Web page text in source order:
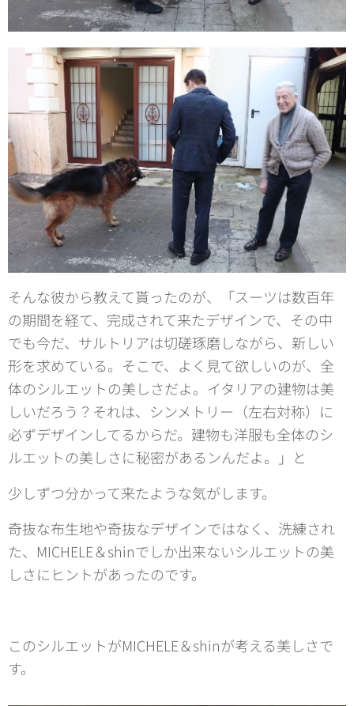
そんな彼から教えて貰ったのが、「スーツは数百年
の期間を経て、完成されて来たデザインで、その中
でも今だ、サルトリアは切磋琢磨しながら、新しい
形を求めている。そこで、よく見て欲しいのが、全
体のシルエットの美しさだよ。イタリアの建物は美
しいだろう？それは、シンメトリー（左右対称）に
必ずデザインしてるからだ。建物も洋服も全体のシ
ルエットの美しさに秘密があるンんだよ。」と
少しずつ分かって来たような気がします。
奇抜な布生地や奇抜なデザインではなく、洗練され
た、MICHELE＆shinでしか出来ないシルエットの美
しさにヒントがあったのです。
このシルエットがMICHELE＆shinが考える美しさで
す。